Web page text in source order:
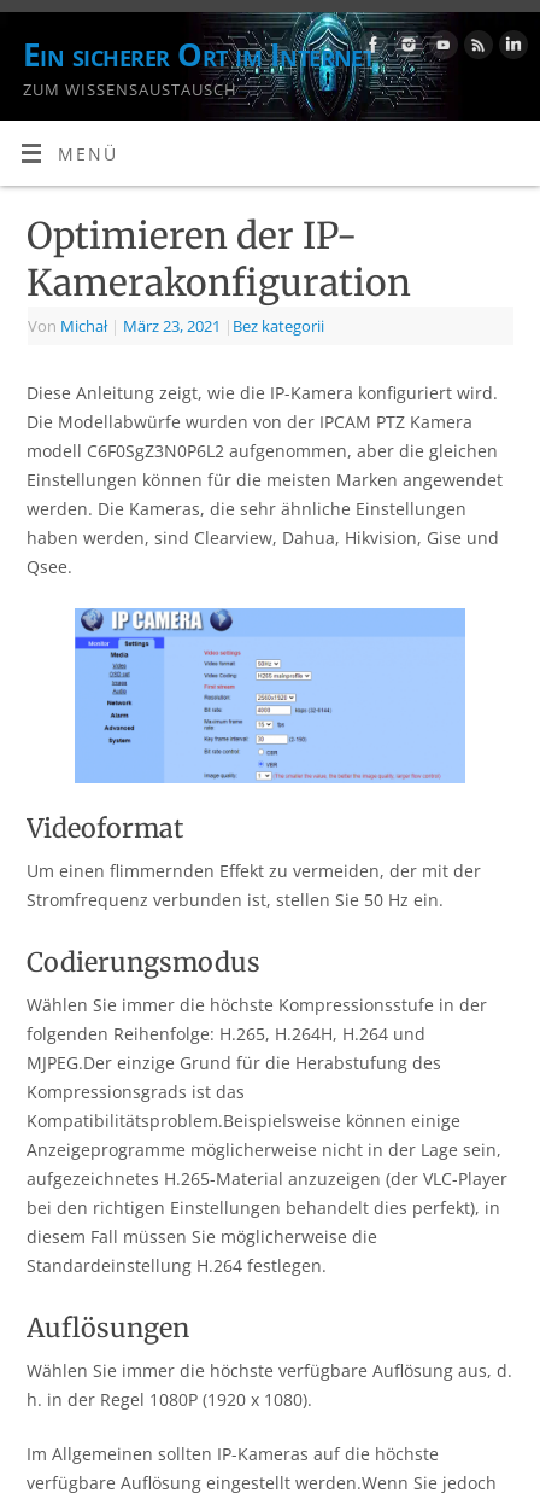
Ein sicherer Ort im Internet
ZUM WISSENSAUSTAUSCH
MENÜ
Optimieren der IP-
Kamerakonfiguration
Von Michał | März 23, 2021 | Bez kategorii
Diese Anleitung zeigt, wie die IP-Kamera konfiguriert wird.
Die Modellabwürfe wurden von der IPCAM PTZ Kamera
modell C6F0SgZ3N0P6L2 aufgenommen, aber die gleichen
Einstellungen können für die meisten Marken angewendet
werden. Die Kameras, die sehr ähnliche Einstellungen
haben werden, sind Clearview, Dahua, Hikvision, Gise und
Qsee.
Videoformat
Um einen flimmernden Effekt zu vermeiden, der mit der
Stromfrequenz verbunden ist, stellen Sie 50 Hz ein.
Codierungsmodus
Wählen Sie immer die höchste Kompressionsstufe in der
folgenden Reihenfolge: H.265, H.264H, H.264 und
MJPEG.Der einzige Grund für die Herabstufung des
Kompressionsgrads ist das
Kompatibilitätsproblem.Beispielsweise können einige
Anzeigeprogramme möglicherweise nicht in der Lage sein,
aufgezeichnetes H.265-Material anzuzeigen (der VLC-Player
bei den richtigen Einstellungen behandelt dies perfekt), in
diesem Fall müssen Sie möglicherweise die
Standardeinstellung H.264 festlegen.
Auflösungen
Wählen Sie immer die höchste verfügbare Auflösung aus, d.
h. in der Regel 1080P (1920 x 1080).
Im Allgemeinen sollten IP-Kameras auf die höchste
verfügbare Auflösung eingestellt werden.Wenn Sie jedoch